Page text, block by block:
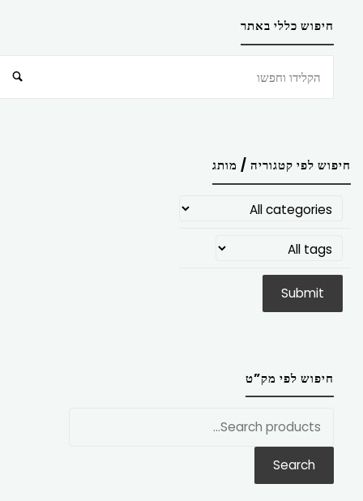
חיפוש כללי באתר
חיפוש לפי קטגוריה / מותג
חיפוש לפי מק”ט
Search